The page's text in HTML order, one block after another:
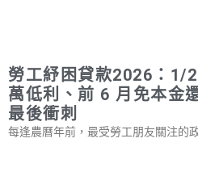
勞工紓困貸款2026：1/
萬低利、前 6 月免本金
最後衝刺
每逢農曆年前，最受勞工朋友關注的